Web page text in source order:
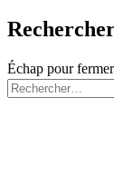
Échap pour fermer